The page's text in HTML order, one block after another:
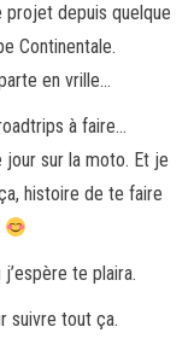
projet depuis quelque
Continentale.
en vrille…
à faire…
jour sur la moto. Et je
histoire de te faire
te plaira.
suivre tout ça.